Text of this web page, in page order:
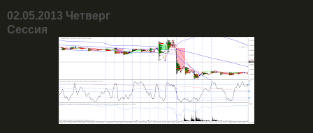
02.05.2013 Четверг
Сессия